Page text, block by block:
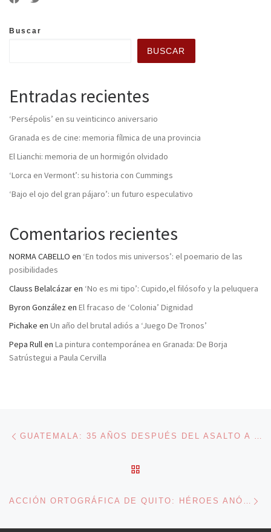
Buscar
BUSCAR
Entradas recientes
‘Persépolis’ en su veinticinco aniversario
Granada es de cine: memoria fílmica de una provincia
El Lianchi: memoria de un hormigón olvidado
‘Lorca en Vermont’: su historia con Cummings
‘Bajo el ojo del gran pájaro’: un futuro especulativo
Comentarios recientes
NORMA CABELLO en ‘En todos mis universos’: el poemario de las
posibilidades
Clauss Belalcázaren ‘No es mi tipo’: Cupido,el filósofo y la peluquera
Byron González en El fracaso de ‘Colonia’ Dignidad
Pichake en Un año del brutal adiós a ‘Juego De Tronos’
Pepa Rullen La pintura contemporánea en Granada: De Borja
Satrústegui a Paula Cervilla
Navegación de entradas GUATEMALA: 35 AÑOS DESPUÉS DEL ASALTO A LA EMBAJADA DE ESPAÑA
ACCIÓN ORTOGRÁFICA DE QUITO: HÉROES ANÓNIMOS COMBATIENDO EL VANDALISMO ORTOGRÁFICO